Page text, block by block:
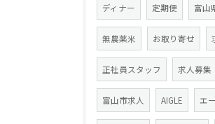
ディナー 定期便 富山
無農薬米 お取り寄せ
正社員スタッフ 求人募集
富山市求人 AIGLE エ